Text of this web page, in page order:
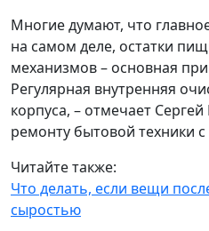
Многие думают, что
на самом деле, остатки
механизмов – основная
Регулярная внутренняя
корпуса, – отмечает
ремонту бытовой техники
Читайте также:
Что делать, если вещи
сыростью